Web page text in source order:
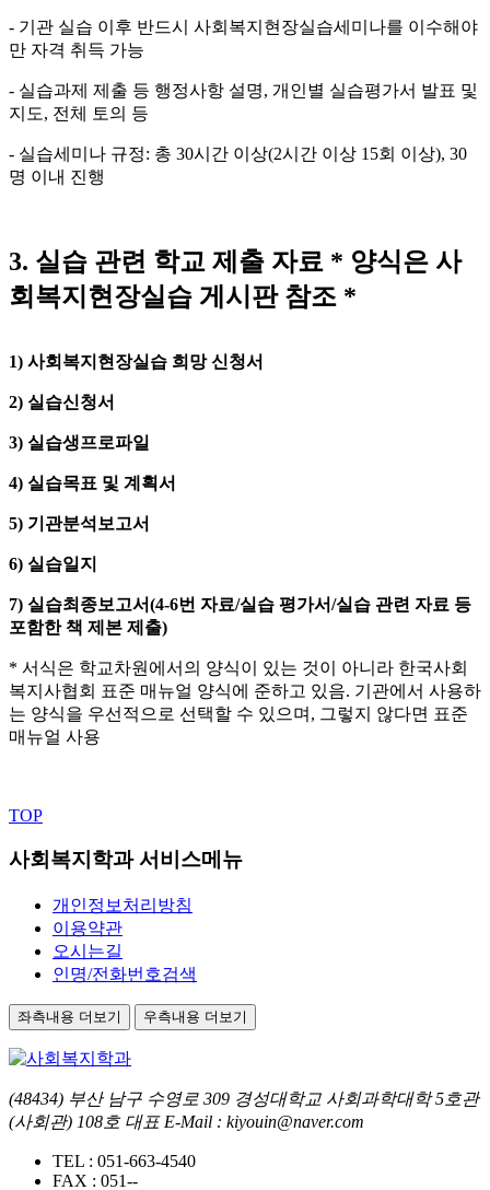
- 기관 실습 이후 반드시 사회복지현장실습세미나를 이수해야
만 자격 취득 가능
- 실습과제 제출 등 행정사항 설명, 개인별 실습평가서 발표 및
지도, 전체 토의 등
- 실습세미나 규정: 총 30시간 이상(2시간 이상 15회 이상), 30
명 이내 진행
3. 실습 관련 학교 제출 자료 * 양식은 사
회복지현장실습 게시판 참조 *
1) 사회복지현장실습 희망 신청서
2) 실습신청서
3) 실습생프로파일
4) 실습목표 및 계획서
5) 기관분석보고서
6) 실습일지
7) 실습최종보고서(4-6번 자료/실습 평가서/실습 관련 자료 등
포함한 책 제본 제출)
* 서식은 학교차원에서의 양식이 있는 것이 아니라 한국사회
복지사협회 표준 매뉴얼 양식에 준하고 있음. 기관에서 사용하
는 양식을 우선적으로 선택할 수 있으며, 그렇지 않다면 표준
매뉴얼 사용
TOP
사회복지학과 서비스메뉴
개인정보처리방침
이용약관
오시는길
인명/전화번호검색
좌측내용 더보기 우측내용 더보기
(48434) 부산 남구 수영로 309 경성대학교 사회과학대학 5호관
(사회관) 108호 대표 E-Mail : kiyouin@naver.com
TEL : 051-663-4540
FAX : 051--